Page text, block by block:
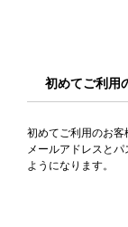
初めてご利用
初めてご利用のお客
メールアドレスと
ようになります。